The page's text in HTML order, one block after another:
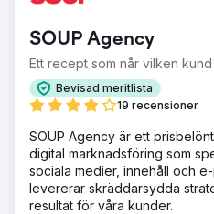
SOUP Agency
Ett recept som når vilken
Bevisad meritlista
19 recensioner
SOUP Agency är ett
digital marknadsföring som
sociala medier, innehåll och
levererar skräddarsydda
resultat för våra kunder.